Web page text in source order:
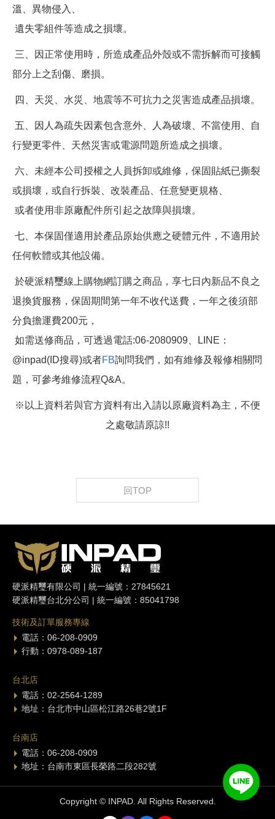
溫、異物侵入、
遺失零組件等造成之損壞。
三、因正常使用時，所造成產品外殼或不需拆解而可接觸
部分上之刮傷、磨損。
四、天災、水災、地震等不可抗力之災害造成產品損壞。
五、因人為疏失因素包含意外、人為破壞、不當使用、自
行變更零件、天然災害或電源問題所造成之損壞。
六、未經本公司授權之人員拆卸或維修，保固貼紙已撕裂
或損壞，或自行拆裝、改裝產品、任意變更規格、
或者使用非原廠配件所引起之故障與損壞。
七、本保固僅適用於產品原始供應之硬體元件，不適用於
任何軟體或其他設備。
於硬派精璽線上購物網訂購之商品，享七日內新品不良之
退換貨服務，保固期間第一年不收代送費，一年之後須部
分負擔運費200元，
如需送修商品，可透過電話:06-2080909、LINE：
@inpad(ID搜尋)或者FB詢問我們，如有維修及報修相關問
題，可參考維修流程Q&A。
※以上資料若與官方資料有出入請以原廠資料為主，不便
之處敬請原諒!!
回TOP
硬派精璽有限公司 | 統一編號：27845621
硬派精璽台北分公司 | 統一編號：85041798
技術及訂單服務專線
電話：06-208-0909
行動：0978-089-187
台北店
電話：02-2564-1289
地址：台北市中山區松江路26巷2號1F
台南店
電話：06-208-0909
地址：台南市東區長榮路二段282號
Copyright © INPAD. All Rights Reserved.